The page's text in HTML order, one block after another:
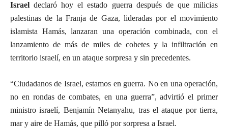
Israel declaró hoy el estado guerra después de que milicias
palestinas de la Franja de Gaza, lideradas por el movimiento
islamista Hamás, lanzaran una operación combinada, con el
lanzamiento de más de miles de cohetes y la infiltración en
territorio israelí, en un ataque sorpresa y sin precedentes.
“Ciudadanos de Israel, estamos en guerra. No en una operación,
no en rondas de combates, en una guerra”, advirtió el primer
ministro israelí, Benjamín Netanyahu, tras el ataque por tierra,
mar y aire de Hamás, que pilló por sorpresa a Israel.